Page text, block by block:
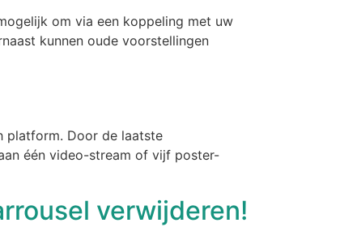
om via een koppeling met uw
kunnen oude voorstellingen
platform. Door de laatste
één video-stream of vijf poster-
verwijderen!